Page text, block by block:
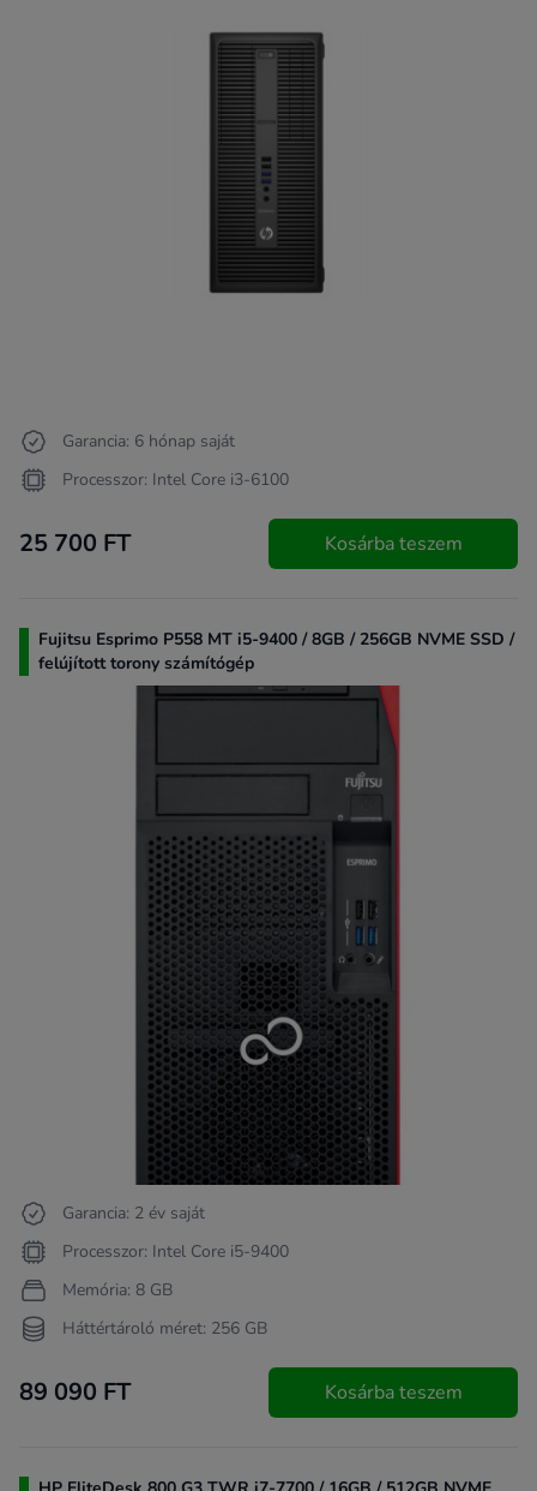
Garancia: 6 hónap saját
Processzor: Intel Core i3-6100
25 700 FT Kosárba teszem
Fujitsu Esprimo P558 MT i5-9400 / 8GB / 256GB NVME SSD /
felújított torony számítógép
Garancia: 2 év saját
Processzor: Intel Core i5-9400
Memória: 8 GB
Háttértároló méret: 256 GB
89 090 FT Kosárba teszem